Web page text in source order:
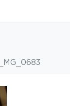
_MG_0683